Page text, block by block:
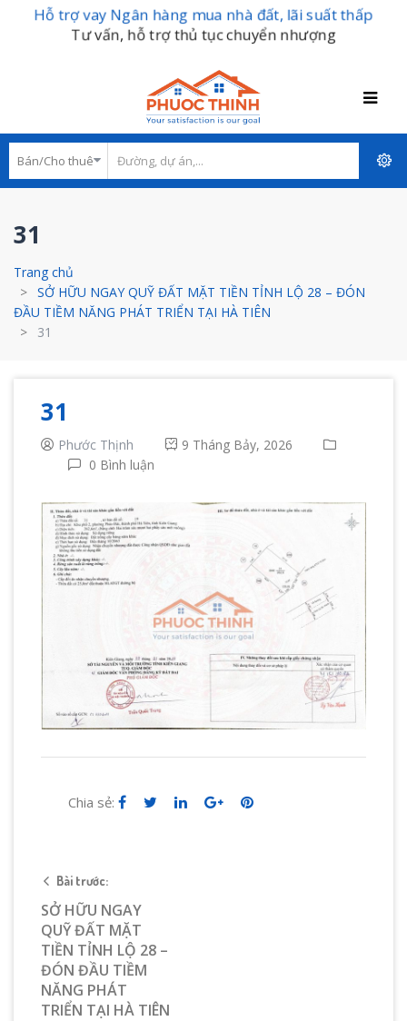
Hỗ trợ vay Ngân hàng mua nhà đất, lãi suất thấp
Tư vấn, hỗ trợ thủ tục chuyển nhượng
31
Trang chủ
SỞ HỮU NGAY QUỸ ĐẤT MẶT TIỀN TỈNH LỘ 28 – ĐÓN
ĐẦU TIỀM NĂNG PHÁT TRIỂN TẠI HÀ TIÊN
31
31
Phước Thịnh
9 Tháng Bảy, 2026
0 Bình luận
Chia sẻ:
Bài trước:
SỞ HỮU NGAY
QUỸ ĐẤT MẶT
TIỀN TỈNH LỘ 28 –
ĐÓN ĐẦU TIỀM
NĂNG PHÁT
TRIỂN TẠI HÀ TIÊN